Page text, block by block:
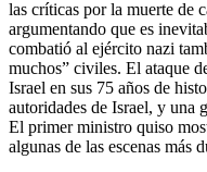
las críticas por la muerte de
argumentando que es
combatió al ejército nazi
muchos” civiles. El ataque
Israel en sus 75 años de
autoridades de Israel, y una
El primer ministro quiso
algunas de las escenas más